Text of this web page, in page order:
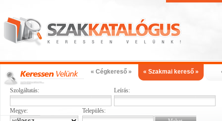
« Cégkereső » « Szakmai kereső »
Szolgáltatás: Leírás:
Megye: Település: